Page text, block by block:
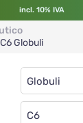
incl. 10% IVA
C6 Globuli
Tipo
Globuli
C6